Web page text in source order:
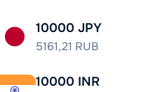
10000 JPY
5161,21 RUB
10000 INR